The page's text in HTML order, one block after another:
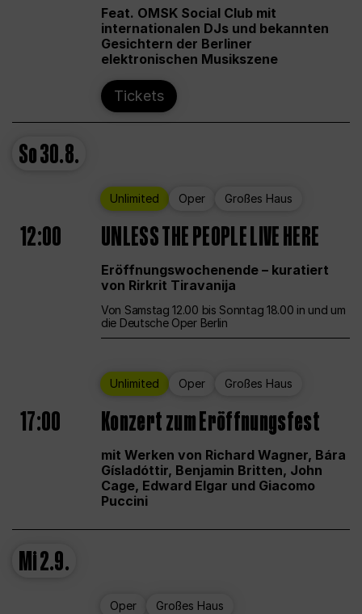
Feat. OMSK Social Club mit
internationalen DJs und bekannten
Gesichtern der Berliner
elektronischen Musikszene
Tickets
So30.8.
Unlimited Oper Großes Haus
12:00 UNLESS THE PEOPLE LIVE HERE
Eröffnungswochenende – kuratiert
von Rirkrit Tiravanija
Von Samstag 12.00 bis Sonntag 18.00 in und um
die Deutsche Oper Berlin
Unlimited Oper Großes Haus
17:00 Konzert zum Eröffnungsfest
mit Werken von Richard Wagner, Bára
Gísladóttir, Benjamin Britten, John
Cage, Edward Elgar und Giacomo
Puccini
Mi2.9.
Oper Großes Haus